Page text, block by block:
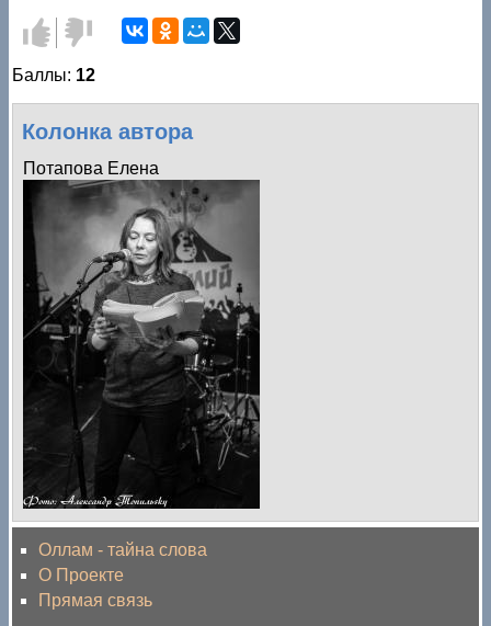
Голос
за!
Голос
против!
Баллы: 12
Колонка автора
Потапова Елена
Оллам - тайна слова
О Проекте
Прямая связь